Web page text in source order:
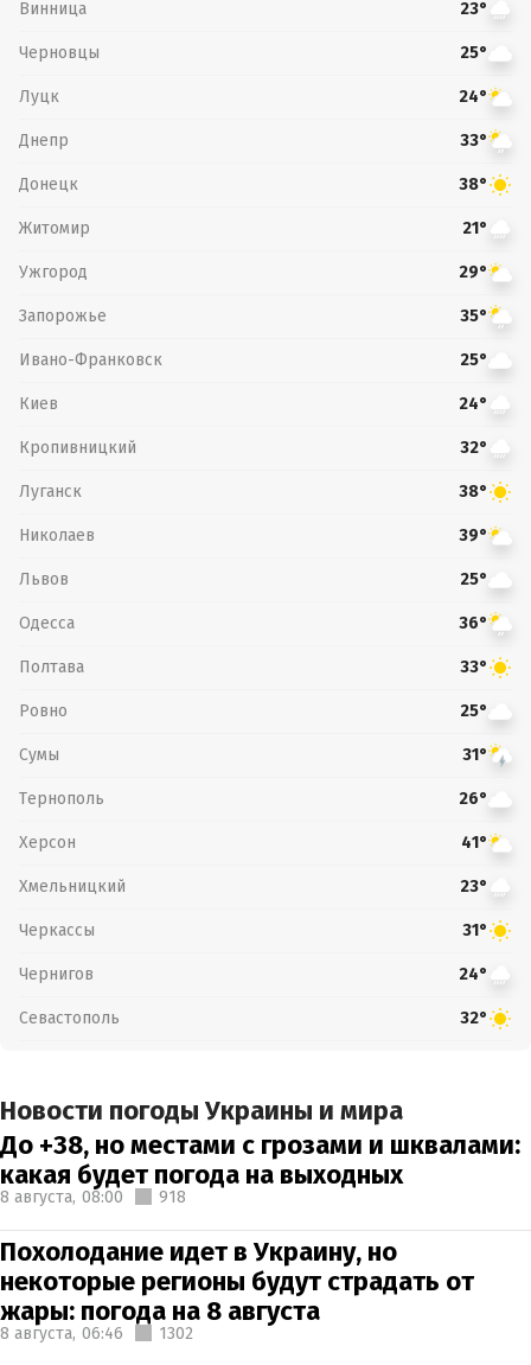
Винница 23°
Черновцы 25°
Луцк 24°
Днепр 33°
Донецк 38°
Житомир 21°
Ужгород 29°
Запорожье 35°
Ивано-Франковск 25°
Киев 24°
Кропивницкий 32°
Луганск 38°
Николаев 39°
Львов 25°
Одесса 36°
Полтава 33°
Ровно 25°
Сумы 31°
Тернополь 26°
Херсон 41°
Хмельницкий 23°
Черкассы 31°
Чернигов 24°
Севастополь 32°
Новости погоды Украины и мира
До +38, но местами с грозами и шквалами:
какая будет погода на выходных
8 августа, 08:00 918
Похолодание идет в Украину, но
некоторые регионы будут страдать от
жары: погода на 8 августа
8 августа, 06:46 1302